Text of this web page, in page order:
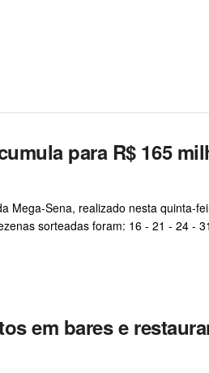
para R$ 165
Mega-Sena, realizado nesta quinta-
sorteadas foram: 16 - 21 - 24 -
em bares e